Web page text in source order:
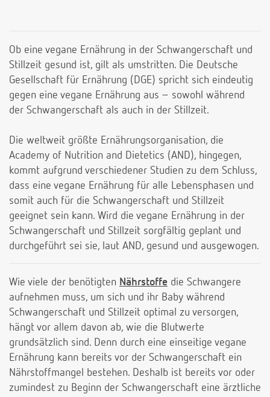
Ob eine vegane Ernährung in der Schwangerschaft und
Stillzeit gesund ist, gilt als umstritten. Die Deutsche
Gesellschaft für Ernährung (DGE) spricht sich eindeutig
gegen eine vegane Ernährung aus – sowohl während
der Schwangerschaft als auch in der Stillzeit.
Die weltweit größte Ernährungsorganisation, die
Academy of Nutrition and Dietetics (AND), hingegen,
kommt aufgrund verschiedener Studien zu dem Schluss,
dass eine vegane Ernährung für alle Lebensphasen und
somit auch für die Schwangerschaft und Stillzeit
geeignet sein kann. Wird die vegane Ernährung in der
Schwangerschaft und Stillzeit sorgfältig geplant und
durchgeführt sei sie, laut AND, gesund und ausgewogen.
Wie viele der benötigten Nährstoffe die Schwangere
aufnehmen muss, um sich und ihr Baby während
Schwangerschaft und Stillzeit optimal zu versorgen,
hängt vor allem davon ab, wie die Blutwerte
grundsätzlich sind. Denn durch eine einseitige vegane
Ernährung kann bereits vor der Schwangerschaft ein
Nährstoffmangel bestehen. Deshalb ist bereits vor oder
zumindest zu Beginn der Schwangerschaft eine ärztliche